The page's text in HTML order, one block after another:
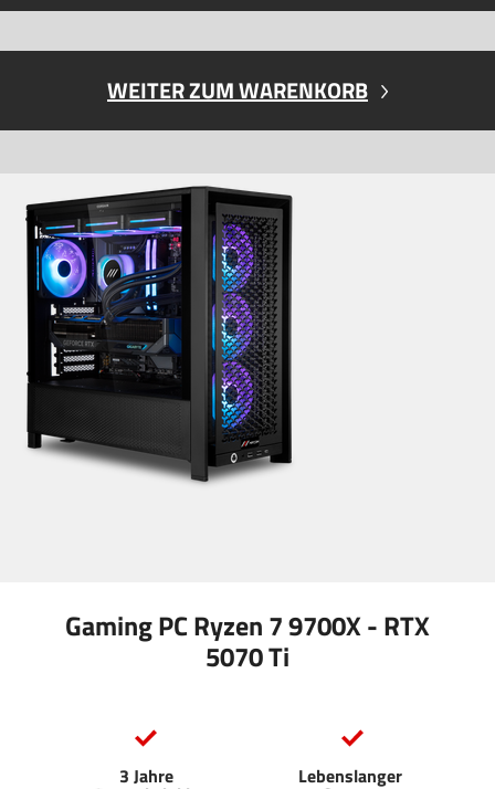
WEITER ZUM WARENKORB
Gaming PC Ryzen 7 9700X - RTX
5070 Ti
3 Jahre Lebenslanger